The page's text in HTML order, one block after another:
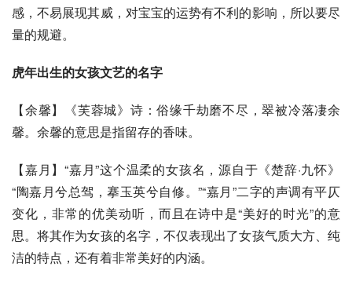
感，不易展现其威，对宝宝的运势有不利的影响，所以要尽
量的规避。
虎年出生的女孩文艺的名字
【余馨】《芙蓉城》诗：俗缘千劫磨不尽，翠被冷落凄余
馨。余馨的意思是指留存的香味。
【嘉月】“嘉月”这个温柔的女孩名，源自于《楚辞·九怀》
“陶嘉月兮总驾，搴玉英兮自修。”“嘉月”二字的声调有平仄
变化，非常的优美动听，而且在诗中是“美好的时光”的意
思。将其作为女孩的名字，不仅表现出了女孩气质大方、纯
洁的特点，还有着非常美好的内涵。